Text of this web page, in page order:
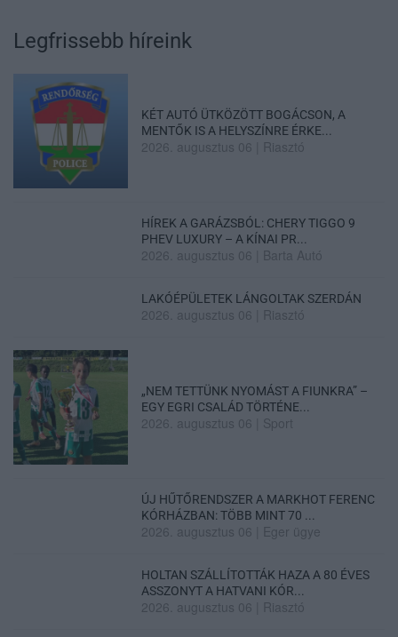
Legfrissebb híreink
KÉT AUTÓ ÜTKÖZÖTT BOGÁCSON, A
MENTŐK IS A HELYSZÍNRE ÉRKE...
2026. augusztus 06 Riasztó
HÍREK A GARÁZSBÓL: CHERY TIGGO 9
PHEV LUXURY – A KÍNAI PR...
2026. augusztus 06 Barta Autó
LAKÓÉPÜLETEK LÁNGOLTAK SZERDÁN
2026. augusztus 06 Riasztó
„NEM TETTÜNK NYOMÁST A FIUNKRA” –
EGY EGRI CSALÁD TÖRTÉNE...
2026. augusztus 06 Sport
ÚJ HŰTŐRENDSZER A MARKHOT FERENC
KÓRHÁZBAN: TÖBB MINT 70 ...
2026. augusztus 06 Eger ügye
HOLTAN SZÁLLÍTOTTÁK HAZA A 80 ÉVES
ASSZONYT A HATVANI KÓR...
2026. augusztus 06 Riasztó